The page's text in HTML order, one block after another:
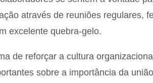
através de reuniões regulares,
excelente quebra-gelo.
de reforçar a cultura
sobre a importância da